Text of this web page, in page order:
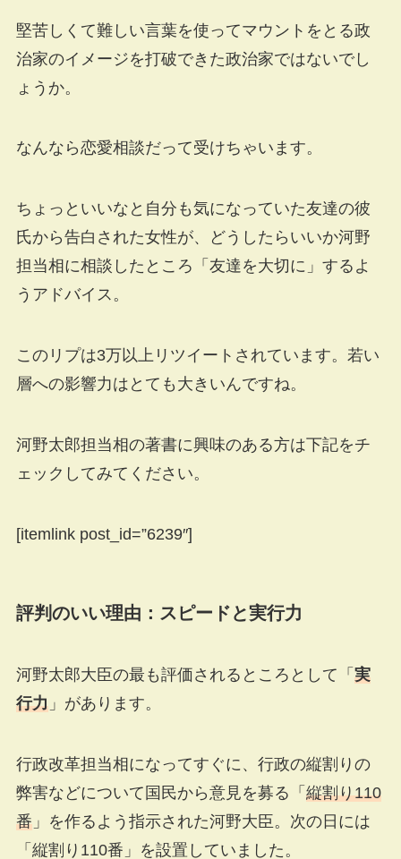
堅苦しくて難しい言葉を使ってマウントをとる政
治家のイメージを打破できた政治家ではないでし
ょうか。
なんなら恋愛相談だって受けちゃいます。
ちょっといいなと自分も気になっていた友達の彼
氏から告白された女性が、どうしたらいいか河野
担当相に相談したところ「友達を大切に」するよ
うアドバイス。
このリプは3万以上リツイートされています。若い
層への影響力はとても大きいんですね。
河野太郎担当相の著書に興味のある方は下記をチ
ェックしてみてください。
[itemlink post_id=”6239″]
評判のいい理由：スピードと実行力
河野太郎大臣の最も評価されるところとして「 実
行力」があります。
行政改革担当相になってすぐに、行政の縦割りの
弊害などについて国民から意見を募る「 縦割り110
番」を作るよう指示された河野大臣。次の日には
「縦割り110番」を設置していました。